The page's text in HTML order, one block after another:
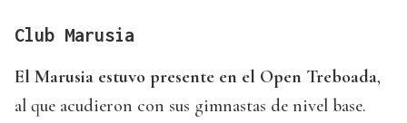
Club Marusia
El Marusia estuvo presente en el Open Treboada,
al que acudieron con sus gimnastas de nivel base.